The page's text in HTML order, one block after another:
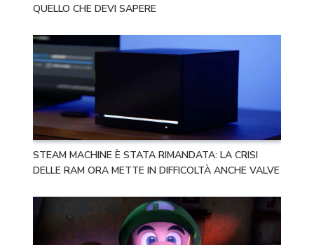
QUELLO CHE DEVI SAPERE
STEAM MACHINE È STATA RIMANDATA: LA CRISI
DELLE RAM ORA METTE IN DIFFICOLTÀ ANCHE VALVE